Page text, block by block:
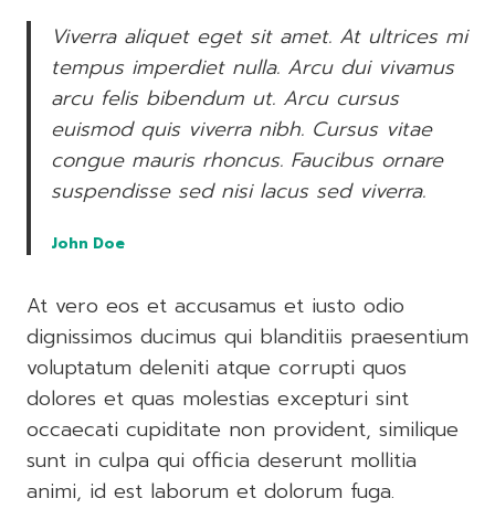
Viverra aliquet eget sit amet. At ultrices mi
tempus imperdiet nulla. Arcu dui vivamus
arcu felis bibendum ut. Arcu cursus
euismod quis viverra nibh. Cursus vitae
congue mauris rhoncus. Faucibus ornare
suspendisse sed nisi lacus sed viverra.
John Doe
At vero eos et accusamus et iusto odio
dignissimos ducimus qui blanditiis praesentium
voluptatum deleniti atque corrupti quos
dolores et quas molestias excepturi sint
occaecati cupiditate non provident, similique
sunt in culpa qui officia deserunt mollitia
animi, id est laborum et dolorum fuga.